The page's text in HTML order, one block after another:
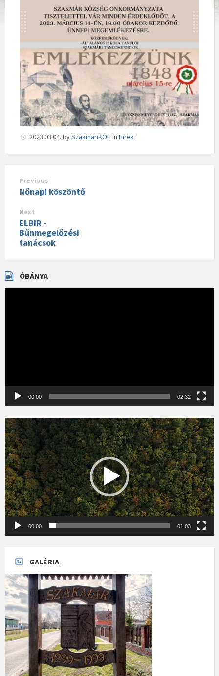
2023.03.04. bySzakmariKOH in Hírek
Previous
Nőnapi köszöntő
Next
ELBIR -
Bűnmegelőzési
tanácsok
ÓBÁNYA
00:00 02:32
Videólejátszó
00:00 01:03
GALÉRIA